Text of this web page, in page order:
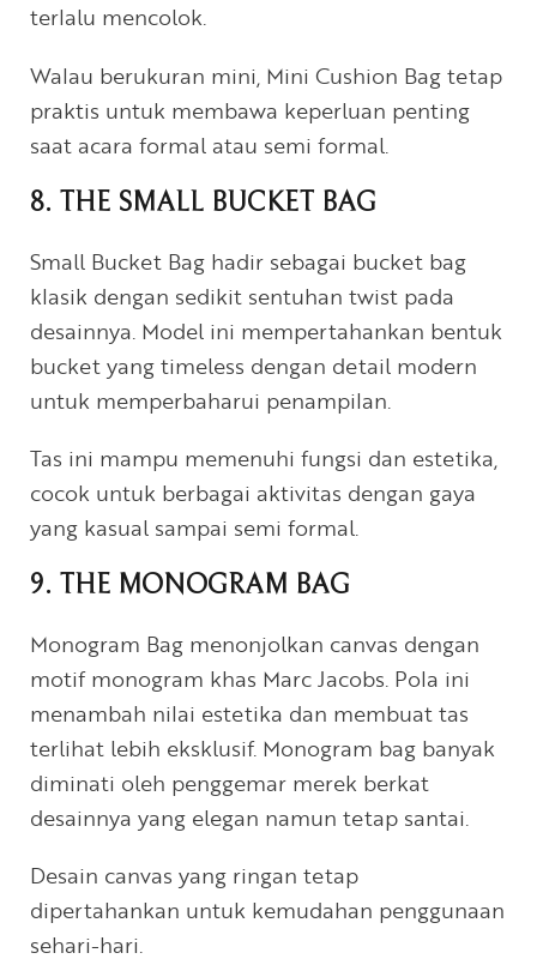
terlalu mencolok.
Walau berukuran mini, Mini Cushion Bag tetap
praktis untuk membawa keperluan penting
saat acara formal atau semi formal.
8. THE SMALL BUCKET BAG
Small Bucket Bag hadir sebagai bucket bag
klasik dengan sedikit sentuhan twist pada
desainnya. Model ini mempertahankan bentuk
bucket yang timeless dengan detail modern
untuk memperbaharui penampilan.
Tas ini mampu memenuhi fungsi dan estetika,
cocok untuk berbagai aktivitas dengan gaya
yang kasual sampai semi formal.
9. THE MONOGRAM BAG
Monogram Bag menonjolkan canvas dengan
motif monogram khas Marc Jacobs. Pola ini
menambah nilai estetika dan membuat tas
terlihat lebih eksklusif. Monogram bag banyak
diminati oleh penggemar merek berkat
desainnya yang elegan namun tetap santai.
Desain canvas yang ringan tetap
dipertahankan untuk kemudahan penggunaan
sehari-hari.